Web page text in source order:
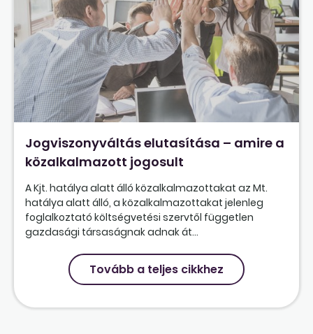
Jogviszonyváltás elutasítása – amire a
közalkalmazott jogosult
A Kjt. hatálya alatt álló közalkalmazottakat az Mt.
hatálya alatt álló, a közalkalmazottakat jelenleg
foglalkoztató költségvetési szervtől független
gazdasági társaságnak adnak át...
Tovább a teljes cikkhez